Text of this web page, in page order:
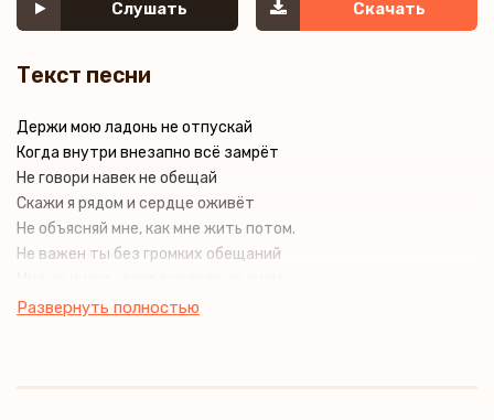
Слушать Скачать
Текст песни
Держи мою ладонь не отпускай
Когда внутри внезапно всё замрёт
Не говори навек не обещай
Скажи я рядом и сердце оживёт
Не объясняй мне, как мне жить потом.
Не важен ты без громких обещаний
Мне нужен рядом ты без оправданий
Развернуть полностью